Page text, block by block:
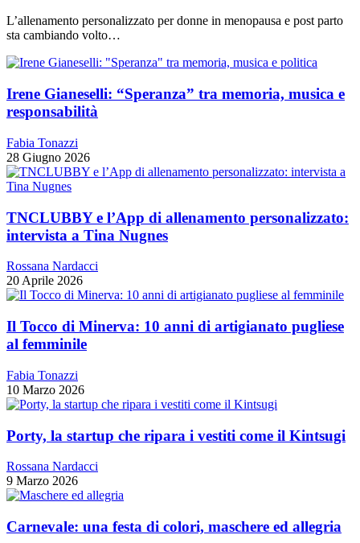
L’allenamento personalizzato per donne in menopausa e post parto
sta cambiando volto…
Irene Gianeselli: “Speranza” tra memoria, musica e
responsabilità
Fabia Tonazzi
28 Giugno 2026
TNCLUBBY e l’App di allenamento personalizzato:
intervista a Tina Nugnes
Rossana Nardacci
20 Aprile 2026
Il Tocco di Minerva: 10 anni di artigianato pugliese
al femminile
Fabia Tonazzi
10 Marzo 2026
Porty, la startup che ripara i vestiti come il Kintsugi
Rossana Nardacci
9 Marzo 2026
Carnevale: una festa di colori, maschere ed allegria